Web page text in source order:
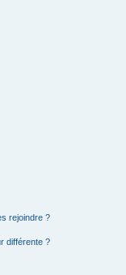
rejoindre ?
différente ?